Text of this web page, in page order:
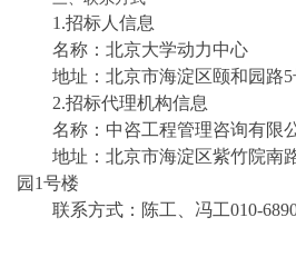
1.招标人信息
名称：北京大学动力中心
地址： 北京市海淀区颐和园路
2.招标代理机构信息
名称：中咨工程管理咨询有限
地址：北京市海淀区紫竹院南
园1号楼
联系方式： 陈工 、冯工010-